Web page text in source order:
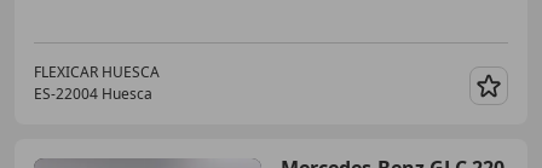
FLEXICAR HUESCA
ES-22004 Huesca